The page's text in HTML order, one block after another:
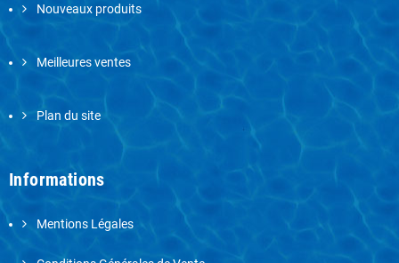
Nouveaux produits
Meilleures ventes
Plan du site
Informations
Mentions Légales